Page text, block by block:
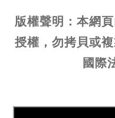
版權聲明：本網
授權，勿拷貝或
國際